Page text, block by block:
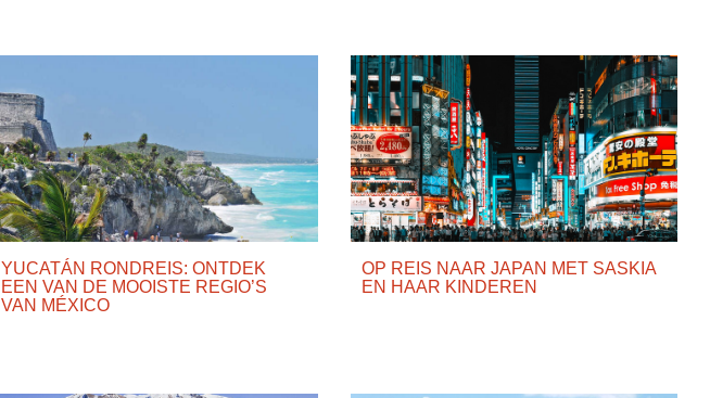
YUCATÁN RONDREIS: ONTDEK
EEN VAN DE MOOISTE REGIO’S
VAN MÉXICO
OP REIS NAAR JAPAN MET SASKIA
EN HAAR KINDEREN